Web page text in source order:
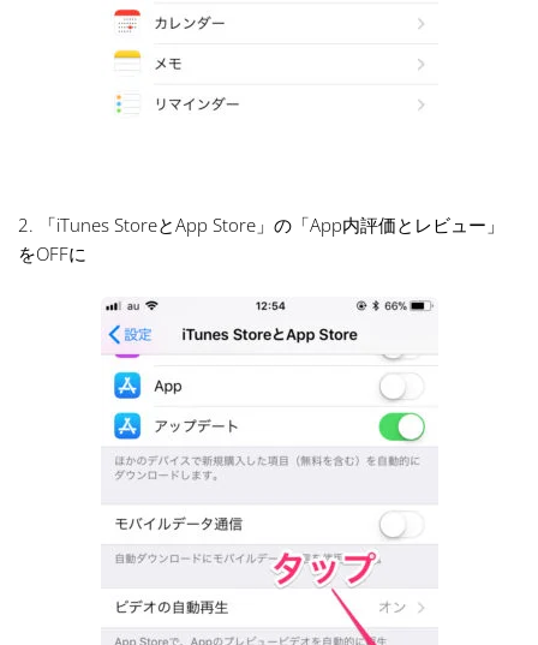
2. 「iTunes StoreとApp Store」の「App内評価とレビュー」
をOFFに